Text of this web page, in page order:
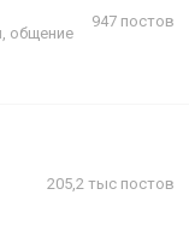
общение
947 постов
205,2 тыс постов